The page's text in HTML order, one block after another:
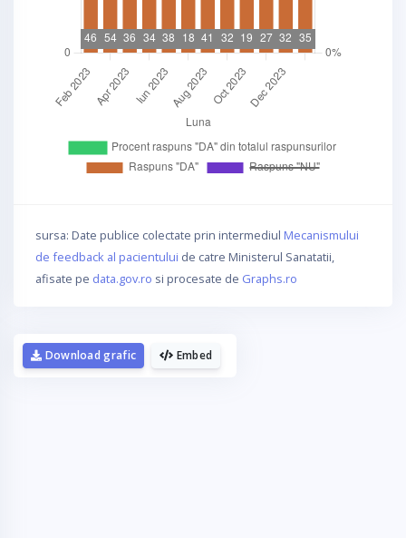
sursa: Date publice colectate prin intermediul Mecanismului
de feedback al pacientului de catre Ministerul Sanatatii,
afisate pe data.gov.ro si procesate de Graphs.ro
Embed
Download grafic